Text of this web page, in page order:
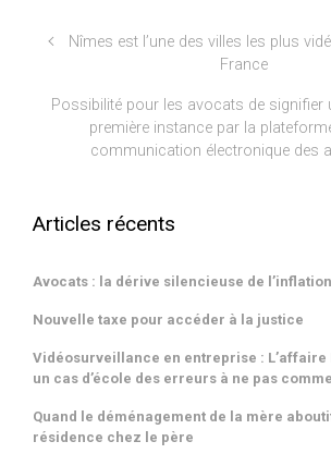
Nîmes est l’une des villes les plus
France
Possibilité pour les avocats de signifier
première instance par la
communication électronique des
Articles récents
Avocats : la dérive silencieuse de
Nouvelle taxe pour accéder à la justice
Vidéosurveillance en entreprise : L’affaire
un cas d’école des erreurs à ne pas
Quand le déménagement de la mère
résidence chez le père